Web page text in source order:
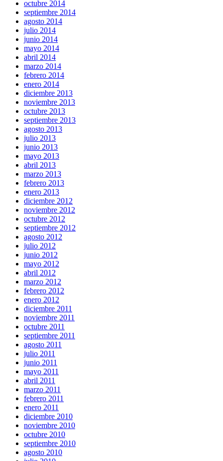
octubre 2014
septiembre 2014
agosto 2014
julio 2014
junio 2014
mayo 2014
abril 2014
marzo 2014
febrero 2014
enero 2014
diciembre 2013
noviembre 2013
octubre 2013
septiembre 2013
agosto 2013
julio 2013
junio 2013
mayo 2013
abril 2013
marzo 2013
febrero 2013
enero 2013
diciembre 2012
noviembre 2012
octubre 2012
septiembre 2012
agosto 2012
julio 2012
junio 2012
mayo 2012
abril 2012
marzo 2012
febrero 2012
enero 2012
diciembre 2011
noviembre 2011
octubre 2011
septiembre 2011
agosto 2011
julio 2011
junio 2011
mayo 2011
abril 2011
marzo 2011
febrero 2011
enero 2011
diciembre 2010
noviembre 2010
octubre 2010
septiembre 2010
agosto 2010